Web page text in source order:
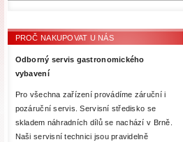
PROČ NAKUPOVAT U NÁS
Odborný servis gastronomického
vybavení
Pro všechna zařízení provádíme záruční i
pozáruční servis. Servisní středisko se
skladem náhradních dílů se nachází v Brně.
Naši servisní technici jsou pravidelně